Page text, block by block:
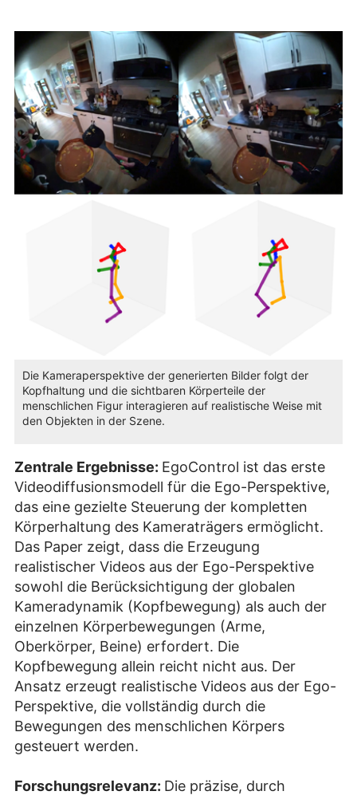
Die Kameraperspektive der generierten Bilder folgt der
Kopfhaltung und die sichtbaren Körperteile der
menschlichen Figur interagieren auf realistische Weise mit
den Objekten in der Szene.
Zentrale Ergebnisse: EgoControl ist das erste
Videodiffusionsmodell für die Ego-Perspektive,
das eine gezielte Steuerung der kompletten
Körperhaltung des Kameraträgers ermöglicht.
Das Paper zeigt, dass die Erzeugung
realistischer Videos aus der Ego-Perspektive
sowohl die Berücksichtigung der globalen
Kameradynamik (Kopfbewegung) als auch der
einzelnen Körperbewegungen (Arme,
Oberkörper, Beine) erfordert. Die
Kopfbewegung allein reicht nicht aus. Der
Ansatz erzeugt realistische Videos aus der Ego-
Perspektive, die vollständig durch die
Bewegungen des menschlichen Körpers
gesteuert werden.
Forschungsrelevanz: Die präzise, durch